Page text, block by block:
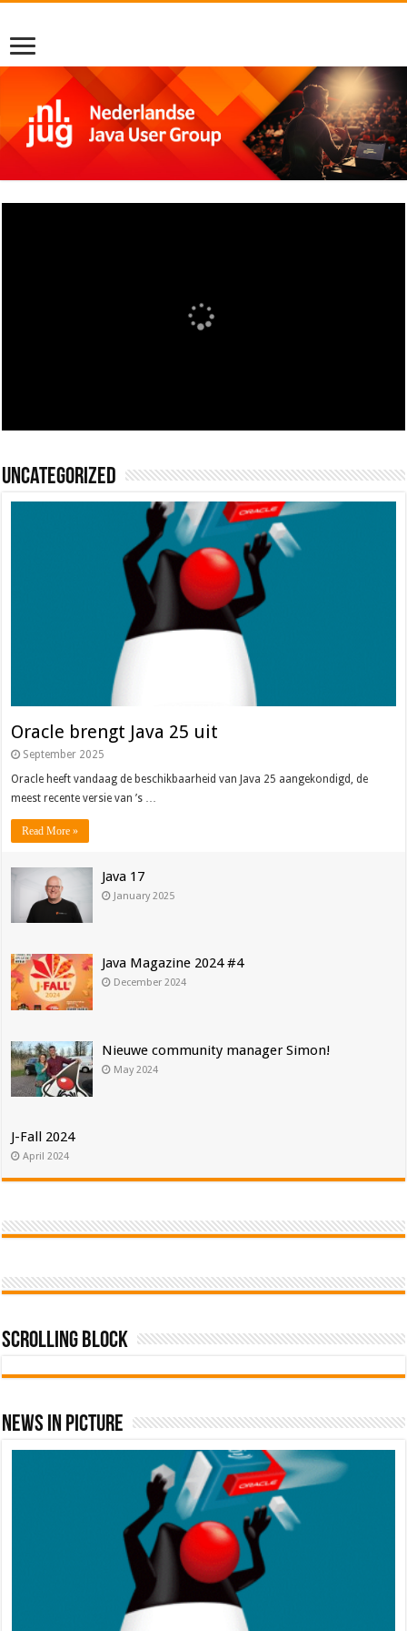
Uncategorized
Oracle brengt Java 25 uit
September 2025
Oracle heeft vandaag de beschikbaarheid van Java 25 aangekondigd, de
meest recente versie van ’s …
Read More »
Java 17
January 2025
Java Magazine 2024 #4
December 2024
Nieuwe community manager Simon!
May 2024
J-Fall 2024
April 2024
Scrolling Block
News In Picture